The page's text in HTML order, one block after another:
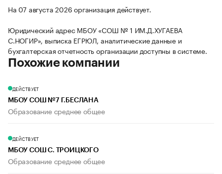
На 07 августа 2026 организация действует.
Юридический адрес МБОУ «СОШ № 1 ИМ.Д.ХУГАЕВА
С.НОГИР», выписка ЕГРЮЛ, аналитические данные и
бухгалтерская отчетность организации доступны в системе.
Похожие компании
ДЕЙСТВУЕТ
МБОУ СОШ №7 Г.БЕСЛАНА
Образование среднее общее
ДЕЙСТВУЕТ
МБОУ СОШ С. ТРОИЦКОГО
Образование среднее общее